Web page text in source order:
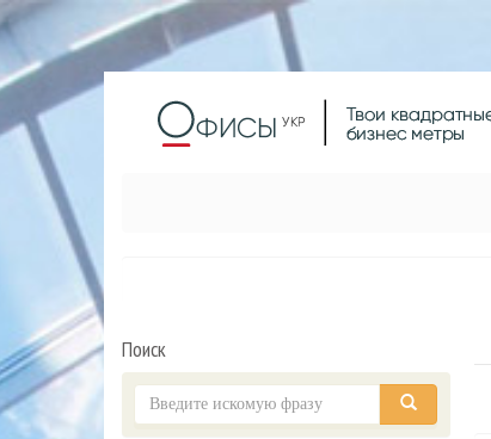
Поиск